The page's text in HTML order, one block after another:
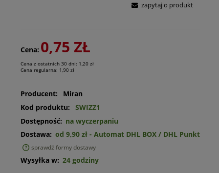
zapytaj o produkt
Cena: 0,75 ZŁ
Cena z ostatnich 30 dni: 1,20 zł
Cena regularna: 1,90 zł
Producent:
Miran
Kod produktu:
SWIZZ1
Dostępność: na wyczerpaniu
Dostawa: od 9,90 zł - Automat DHL BOX / DHL Punkt
sprawdź formy dostawy
Wysyłka w: 24 godziny